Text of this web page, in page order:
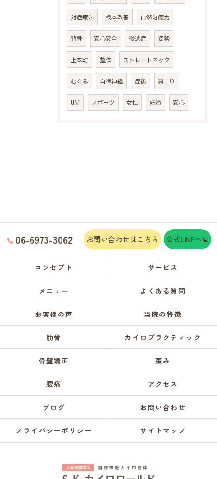
対症療法 根本改善 自然治癒力
背骨 安心安全 後遺症 姿勢
上本町 整体 ストレートネック
むくみ 自律神経 産後 肩こり
O脚 スポーツ 女性 妊婦 安心
06-6973-3062 お問い合わせはこちら 公式LINEへ
コンセプト サービス
メニュー よくある質問
お客様の声 当院の特徴
肋骨 カイロプラクティック
骨盤矯正 歪み
腰痛 アクセス
ブログ お問い合わせ
プライバシーポリシー サイトマップ